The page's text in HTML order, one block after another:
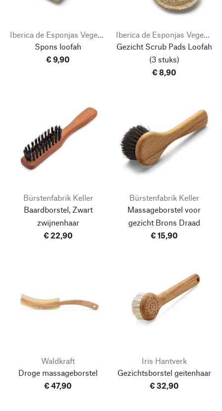
Iberica de Esponjas Vegetales
Spons loofah
€ 9,90
Iberica de Esponjas Vegetales
Gezicht Scrub Pads Loofah
(3 stuks)
€ 8,90
Bürstenfabrik Keller
Baardborstel, Zwart
zwijnenhaar
€ 22,90
Bürstenfabrik Keller
Massageborstel voor
gezicht Brons Draad
€ 15,90
Waldkraft
Droge massageborstel
€ 47,90
Iris Hantverk
Gezichtsborstel geitenhaar
€ 32,90